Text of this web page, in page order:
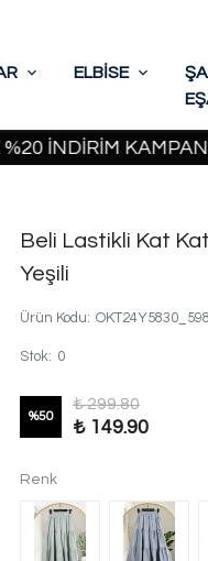
ELBİSE
KAMPANYASI
Beli Lastikli Kat
Yeşili
Ürün Kodu:
Stok: 0
%50
₺ 299.80
₺ 149.90
Renk